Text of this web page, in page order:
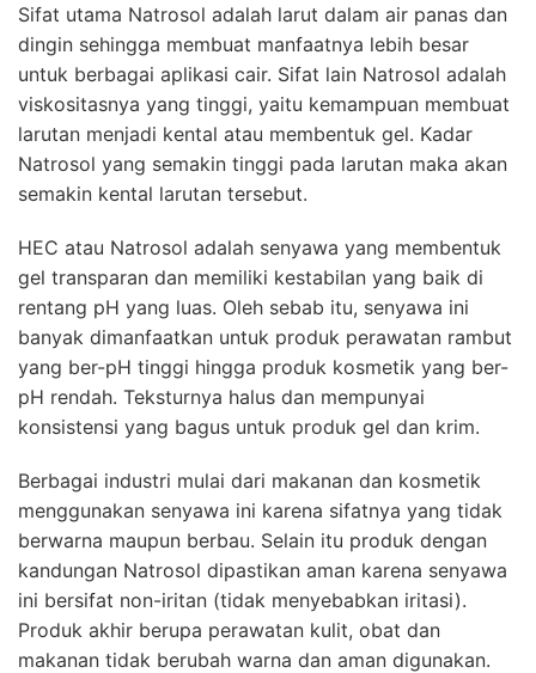
Sifat utama Natrosol adalah larut dalam air panas dan
dingin sehingga membuat manfaatnya lebih besar
untuk berbagai aplikasi cair. Sifat lain Natrosol adalah
viskositasnya yang tinggi, yaitu kemampuan membuat
larutan menjadi kental atau membentuk gel. Kadar
Natrosol yang semakin tinggi pada larutan maka akan
semakin kental larutan tersebut.
HEC atau Natrosol adalah senyawa yang membentuk
gel transparan dan memiliki kestabilan yang baik di
rentang pH yang luas. Oleh sebab itu, senyawa ini
banyak dimanfaatkan untuk produk perawatan rambut
yang ber-pH tinggi hingga produk kosmetik yang ber-
pH rendah. Teksturnya halus dan mempunyai
konsistensi yang bagus untuk produk gel dan krim.
Berbagai industri mulai dari makanan dan kosmetik
menggunakan senyawa ini karena sifatnya yang tidak
berwarna maupun berbau. Selain itu produk dengan
kandungan Natrosol dipastikan aman karena senyawa
ini bersifat non-iritan (tidak menyebabkan iritasi).
Produk akhir berupa perawatan kulit, obat dan
makanan tidak berubah warna dan aman digunakan.